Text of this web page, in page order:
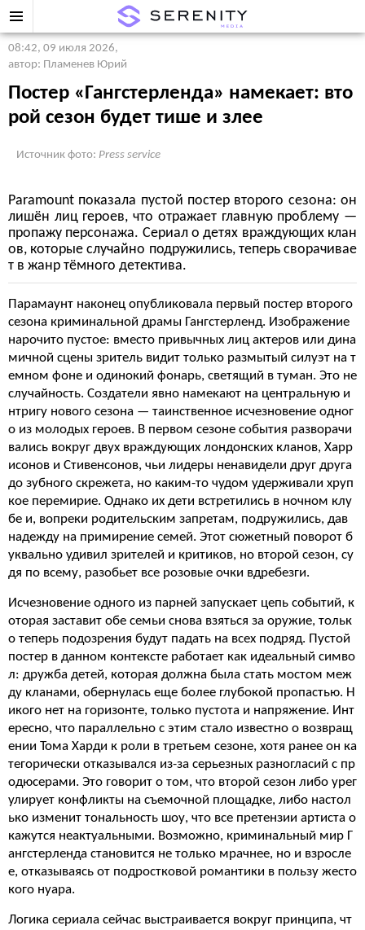
08:42, 09 июля 2026,
автор: Пламенев Юрий
Постер «Гангстерленда» намекает: вто
рой сезон будет тише и злее
Источник фото: Press service
Paramount показала пустой постер второго сезона: он
лишён лиц героев, что отражает главную проблему —
пропажу персонажа. Сериал о детях враждующих клан
ов, которые случайно подружились, теперь сворачивае
т в жанр тёмного детектива.
Парамаунт наконец опубликовала первый постер второго
сезона криминальной драмы Гангстерленд. Изображение
нарочито пустое: вместо привычных лиц актеров или дина
мичной сцены зритель видит только размытый силуэт на т
емном фоне и одинокий фонарь, светящий в туман. Это не
случайность. Создатели явно намекают на центральную и
нтригу нового сезона — таинственное исчезновение одног
о из молодых героев. В первом сезоне события разворачи
вались вокруг двух враждующих лондонских кланов, Харр
исонов и Стивенсонов, чьи лидеры ненавидели друг друга
до зубного скрежета, но каким-то чудом удерживали хруп
кое перемирие. Однако их дети встретились в ночном клу
бе и, вопреки родительским запретам, подружились, дав
надежду на примирение семей. Этот сюжетный поворот б
уквально удивил зрителей и критиков, но второй сезон, су
дя по всему, разобьет все розовые очки вдребезги.
Исчезновение одного из парней запускает цепь событий, к
оторая заставит обе семьи снова взяться за оружие, тольк
о теперь подозрения будут падать на всех подряд. Пустой
постер в данном контексте работает как идеальный симво
л: дружба детей, которая должна была стать мостом меж
ду кланами, обернулась еще более глубокой пропастью. Н
икого нет на горизонте, только пустота и напряжение. Инт
ересно, что параллельно с этим стало известно о возвращ
ении Тома Харди к роли в третьем сезоне, хотя ранее он ка
тегорически отказывался из-за серьезных разногласий с пр
одюсерами. Это говорит о том, что второй сезон либо урег
улирует конфликты на съемочной площадке, либо настол
ько изменит тональность шоу, что все претензии артиста о
кажутся неактуальными. Возможно, криминальный мир Г
ангстерленда становится не только мрачнее, но и взросле
е, отказываясь от подростковой романтики в пользу жесто
кого нуара.
Логика сериала сейчас выстраивается вокруг принципа, чт